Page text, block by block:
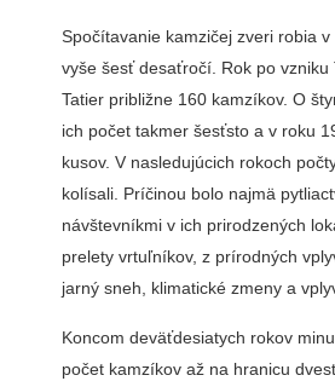
Spočítavanie kamzičej zveri robia
vyše šesť desaťročí. Rok po vzniku
Tatier približne 160 kamzíkov. O
ich počet takmer šesťsto a v roku
kusov. V nasledujúcich rokoch
kolísali. Príčinou bolo najmä
návštevníkmi v ich prirodzených
prelety vrtuľníkov, z prírodných
jarný sneh, klimatické zmeny a
Koncom deväťdesiatych rokov
počet kamzíkov až na hranicu